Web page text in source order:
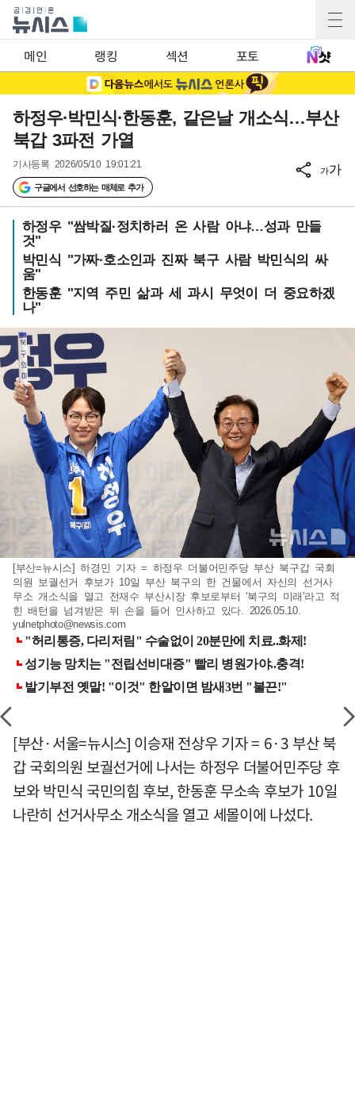
메인 랭킹 섹션 포토
하정우·박민식·한동훈, 같은날 개소식…부산
북갑 3파전 가열
기사등록 2026/05/10 19:01:21
구글에서 선호하는 매체로 추가
가가
하정우 "쌈박질·정치하러 온 사람 아냐…성과 만들
것"
박민식 "가짜·호소인과 진짜 북구 사람 박민식의 싸
움"
한동훈 "지역 주민 삶과 세 과시 무엇이 더 중요하겠
나"
[부산=뉴시스] 하경민 기자 = 하정우 더불어민주당 부산 북구갑 국회
의원 보궐선거 후보가 10일 부산 북구의 한 건물에서 자신의 선거사
무소 개소식을 열고 전재수 부산시장 후보로부터 '북구의 미래'라고 적
힌 배턴을 넘겨받은 뒤 손을 들어 인사하고 있다. 2026.05.10.
yulnetphoto@newsis.com
[부산·서울=뉴시스] 이승재 전상우 기자 = 6·3 부산 북
갑 국회의원 보궐선거에 나서는 하정우 더불어민주당 후
보와 박민식 국민의힘 후보, 한동훈 무소속 후보가 10일
나란히 선거사무소 개소식을 열고 세몰이에 나섰다.